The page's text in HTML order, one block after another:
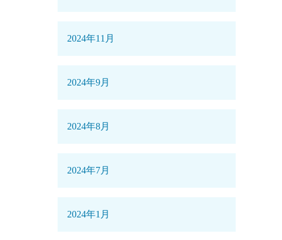
2024年11月
2024年9月
2024年8月
2024年7月
2024年1月